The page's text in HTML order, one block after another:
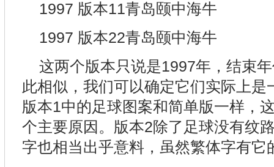
1997 版本11青岛颐中海牛
1997 版本22青岛颐中海牛
这两个版本只说是1997年，结束
此相似，我们可以确定它们实际上是
版本1中的足球图案和简单版一样，
个主要原因。版本2除了足球没有纹
字也相当出乎意料，虽然繁体字有它